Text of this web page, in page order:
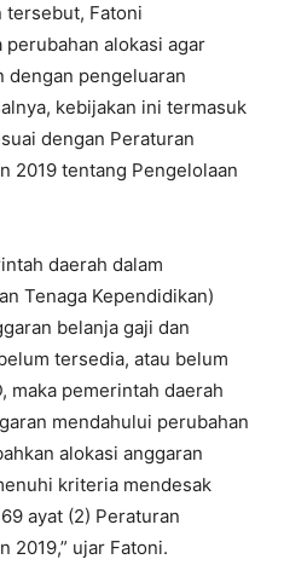
tersebut, Fatoni
alokasi agar
dengan pengeluaran
kebijakan ini termasuk
dengan Peraturan
2019 tentang Pengelolaan
daerah dalam
Tenaga Kependidikan)
belanja gaji dan
tersedia, atau belum
maka pemerintah daerah
mendahului perubahan
alokasi anggaran
kriteria mendesak
ayat (2) Peraturan
2019,” ujar Fatoni.